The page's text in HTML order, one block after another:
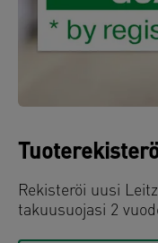
Rekisteröi uusi
takuusuojasi 2